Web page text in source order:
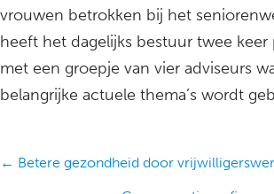
vrouwen betrokken bij het
heeft het dagelijks bestuur twee keer
met een groepje van vier adviseurs
belangrijke actuele thema’s wordt
Posts
← Betere gezondheid door